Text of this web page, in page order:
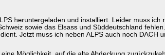
heruntergeladen und installiert. Leider muss
sowie das Elsass und Süddeutschland
Jetzt muss ich neben ALPS auch noch DACH